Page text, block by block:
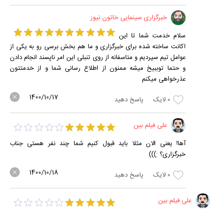
خبرگزاری سینمایی خاتون نیوز
سلام خدمت شما تا این
اکانت ساخته شده برای خبرگزاری و ما هم بخش برسی رو به یکی از
عوامل تیم سپردیم و متاسفانه از روی تنبلی این امر ناپسند انجام دادن
و حتما توببیخ میشه ممنون از اطلاع رسانی شما و از خدمتتون
عذرخواهی میکنم
0 لایک پاسخ دهید 1400/10/17
علی فیلم بین
آها! یعنی الان مثلا باید قبول کنیم شما چند نفر هستی جناب
خبرگزاری؟ :)))
0 لایک پاسخ دهید 1400/10/18
علی فیلم بین